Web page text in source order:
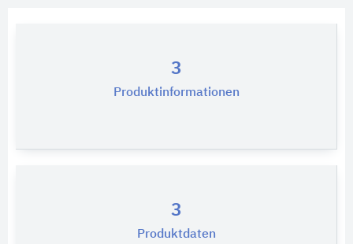
3
Produktinformationen
3
Produktdaten